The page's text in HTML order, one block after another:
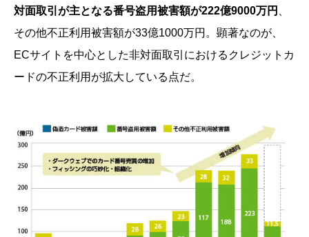
対面取引が主となる番号盗用被害額が222億9000万円
その他不正利用被害額が33億1000万円。顕著なのが、
ECサイトを中心とした非対面取引におけるクレジットカ
ードの不正利用が拡大している点だ。